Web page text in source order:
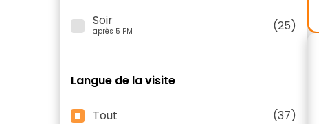
Soir
après 5 PM (25)
Langue de la visite
Tout (37)